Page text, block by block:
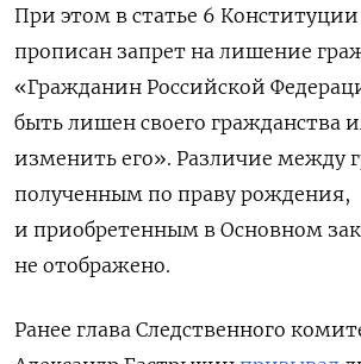
При этом в статье 6
прописан запрет на лишение
«Гражданин Российской
быть лишен своего гражданства
изменить его». Различие между
полученным по праву рождения,
и приобретенным в Основном
не отображено.
Ранее глава Следственного